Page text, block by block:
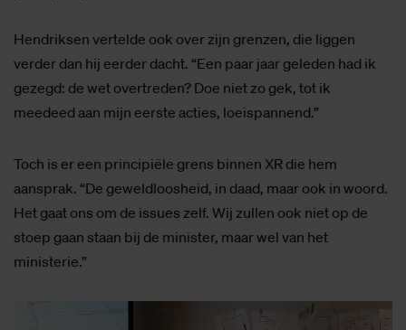
Hendriksen vertelde ook over zijn grenzen, die liggen
verder dan hij eerder dacht. “Een paar jaar geleden had ik
gezegd: de wet overtreden? Doe niet zo gek, tot ik
meedeed aan mijn eerste acties, loeispannend.”
Toch is er een principiële grens binnen XR die hem
aansprak. “De geweldloosheid, in daad, maar ook in woord.
Het gaat ons om de issues zelf. Wij zullen ook niet op de
stoep gaan staan bij de minister, maar wel van het
ministerie.”